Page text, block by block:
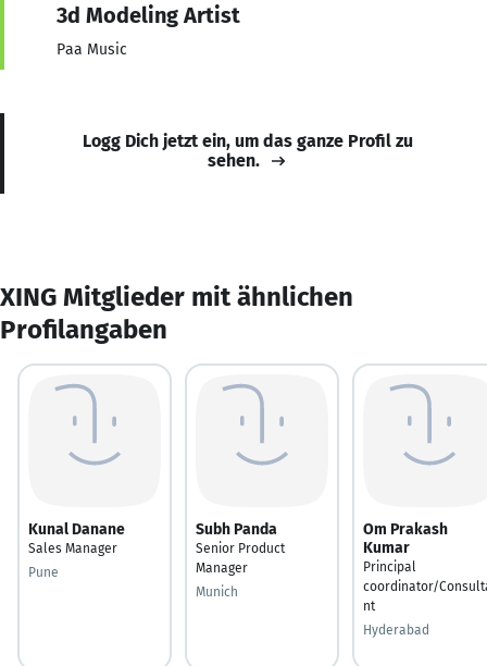
3d Modeling Artist
Paa Music
Logg Dich jetzt ein, um das ganze Profil zu
sehen.
XING Mitglieder mit ähnlichen
Profilangaben
Kunal Danane
Sales Manager
Pune
Subh Panda
Senior Product
Manager
Munich
Om Prakash
Kumar
Principal
coordinator/
nt
Hyderabad